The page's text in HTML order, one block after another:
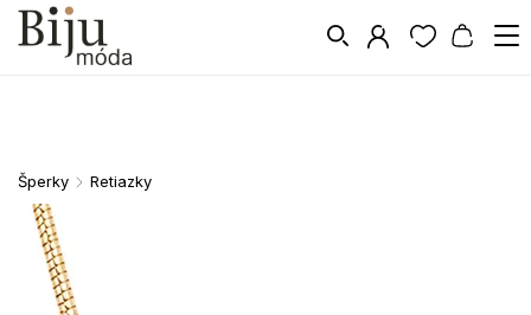
Šperky / Retiazky